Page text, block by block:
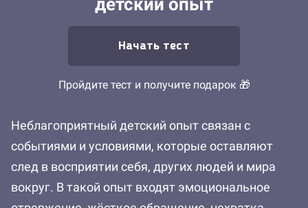
детский опыт
Начать тест
Пройдите тест и получите подарок 🎁
Неблагоприятный детский опыт связан с
событиями и условиями, которые оставляют
след в восприятии себя, других людей и мира
вокруг. В такой опыт входят эмоциональное